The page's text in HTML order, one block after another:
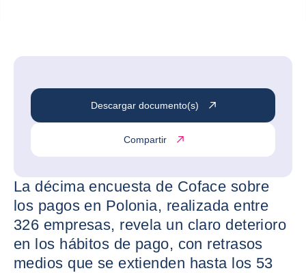
Descargar documento(s)
Compartir
La décima encuesta de Coface sobre
los pagos en Polonia, realizada entre
326 empresas, revela un claro deterioro
en los hábitos de pago, con retrasos
medios que se extienden hasta los 53